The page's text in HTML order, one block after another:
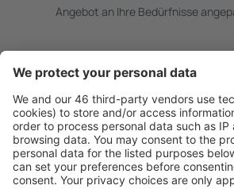
Angebot an Ihre Bedürfnisse
Buchen ohne Sorgen mit einer
Stornierungsoption.
Mehr sparen
Attraktive Preise und
Benutzer.